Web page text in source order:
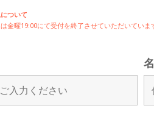
ついて
金曜19:00にて受付を終了させていただいてい